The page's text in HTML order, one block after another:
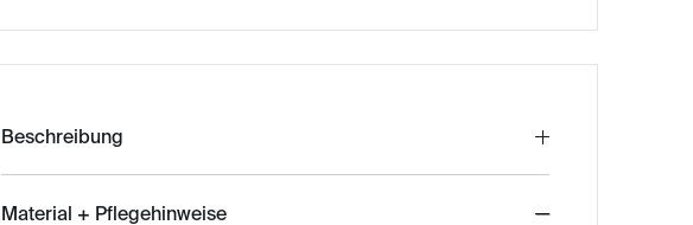
Beschreibung
Material + Pflegehinweise